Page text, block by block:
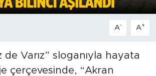
A- A+
de Varız” sloganıyla hayata
çerçevesinde, “Akran